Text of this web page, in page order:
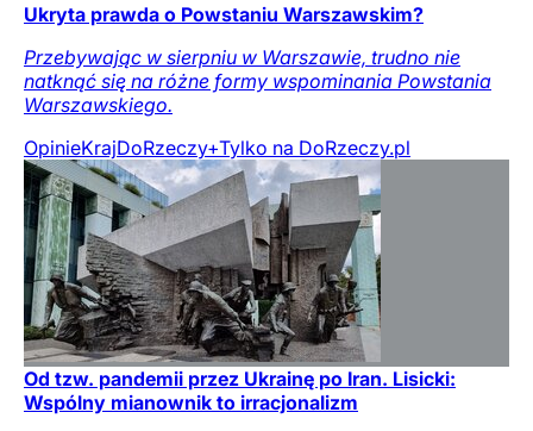
Ukryta prawda o Powstaniu Warszawskim?
Przebywając w sierpniu w Warszawie, trudno nie
natknąć się na różne formy wspominania Powstania
Warszawskiego.
OpinieKrajDoRzeczy+Tylko na DoRzeczy.pl
Od tzw. pandemii przez Ukrainę po Iran. Lisicki:
Wspólny mianownik to irracjonalizm